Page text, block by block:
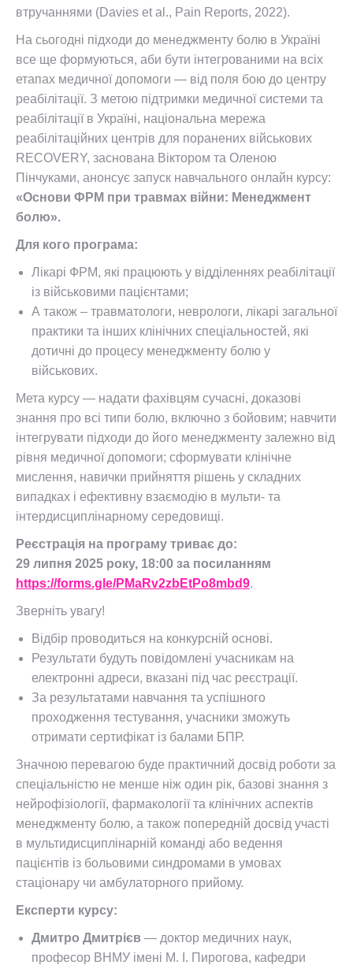
втручаннями (Davies et al., Pain Reports, 2022).
На сьогодні підходи до менеджменту болю в Україні
все ще формуються, аби бути інтегрованими на всіх
етапах медичної допомоги — від поля бою до центру
реабілітації. З метою підтримки медичної системи та
реабілітації в Україні, національна мережа
реабілітаційних центрів для поранених військових
RECOVERY, заснована Віктором та Оленою
Пінчуками, анонсує запуск навчального онлайн курсу:
«Основи ФРМ при травмах війни: Менеджмент
болю».
Для кого програма:
Лікарі ФРМ, які працюють у відділеннях реабілітації
із військовими пацієнтами;
А також – травматологи, неврологи, лікарі загальної
практики та інших клінічних спеціальностей, які
дотичні до процесу менеджменту болю у
військових.
Мета курсу — надати фахівцям сучасні, доказові
знання про всі типи болю, включно з бойовим; навчити
інтегрувати підходи до його менеджменту залежно від
рівня медичної допомоги; сформувати клінічне
мислення, навички прийняття рішень у складних
випадках і ефективну взаємодію в мульти- та
інтердисциплінарному середовищі.
Реєстрація на програму триває до:
29 липня 2025 року, 18:00 за посиланням
https://forms.gle/PMaRv2zbEtPo8mbd9.
Зверніть увагу!
Відбір проводиться на конкурсній основі.
Результати будуть повідомлені учасникам на
електронні адреси, вказані під час реєстрації.
За результатами навчання та успішного
проходження тестування, учасники зможуть
отримати сертифікат із балами БПР.
Значною перевагою буде практичний досвід роботи за
спеціальністю не менше ніж один рік, базові знання з
нейрофізіології, фармакології та клінічних аспектів
менеджменту болю, а також попередній досвід участі
в мультидисциплінарній команді або ведення
пацієнтів із больовими синдромами в умовах
стаціонару чи амбулаторного прийому.
Експерти курсу:
Дмитро Дмитрієв — доктор медичних наук,
професор ВНМУ імені М. І. Пирогова, кафедри